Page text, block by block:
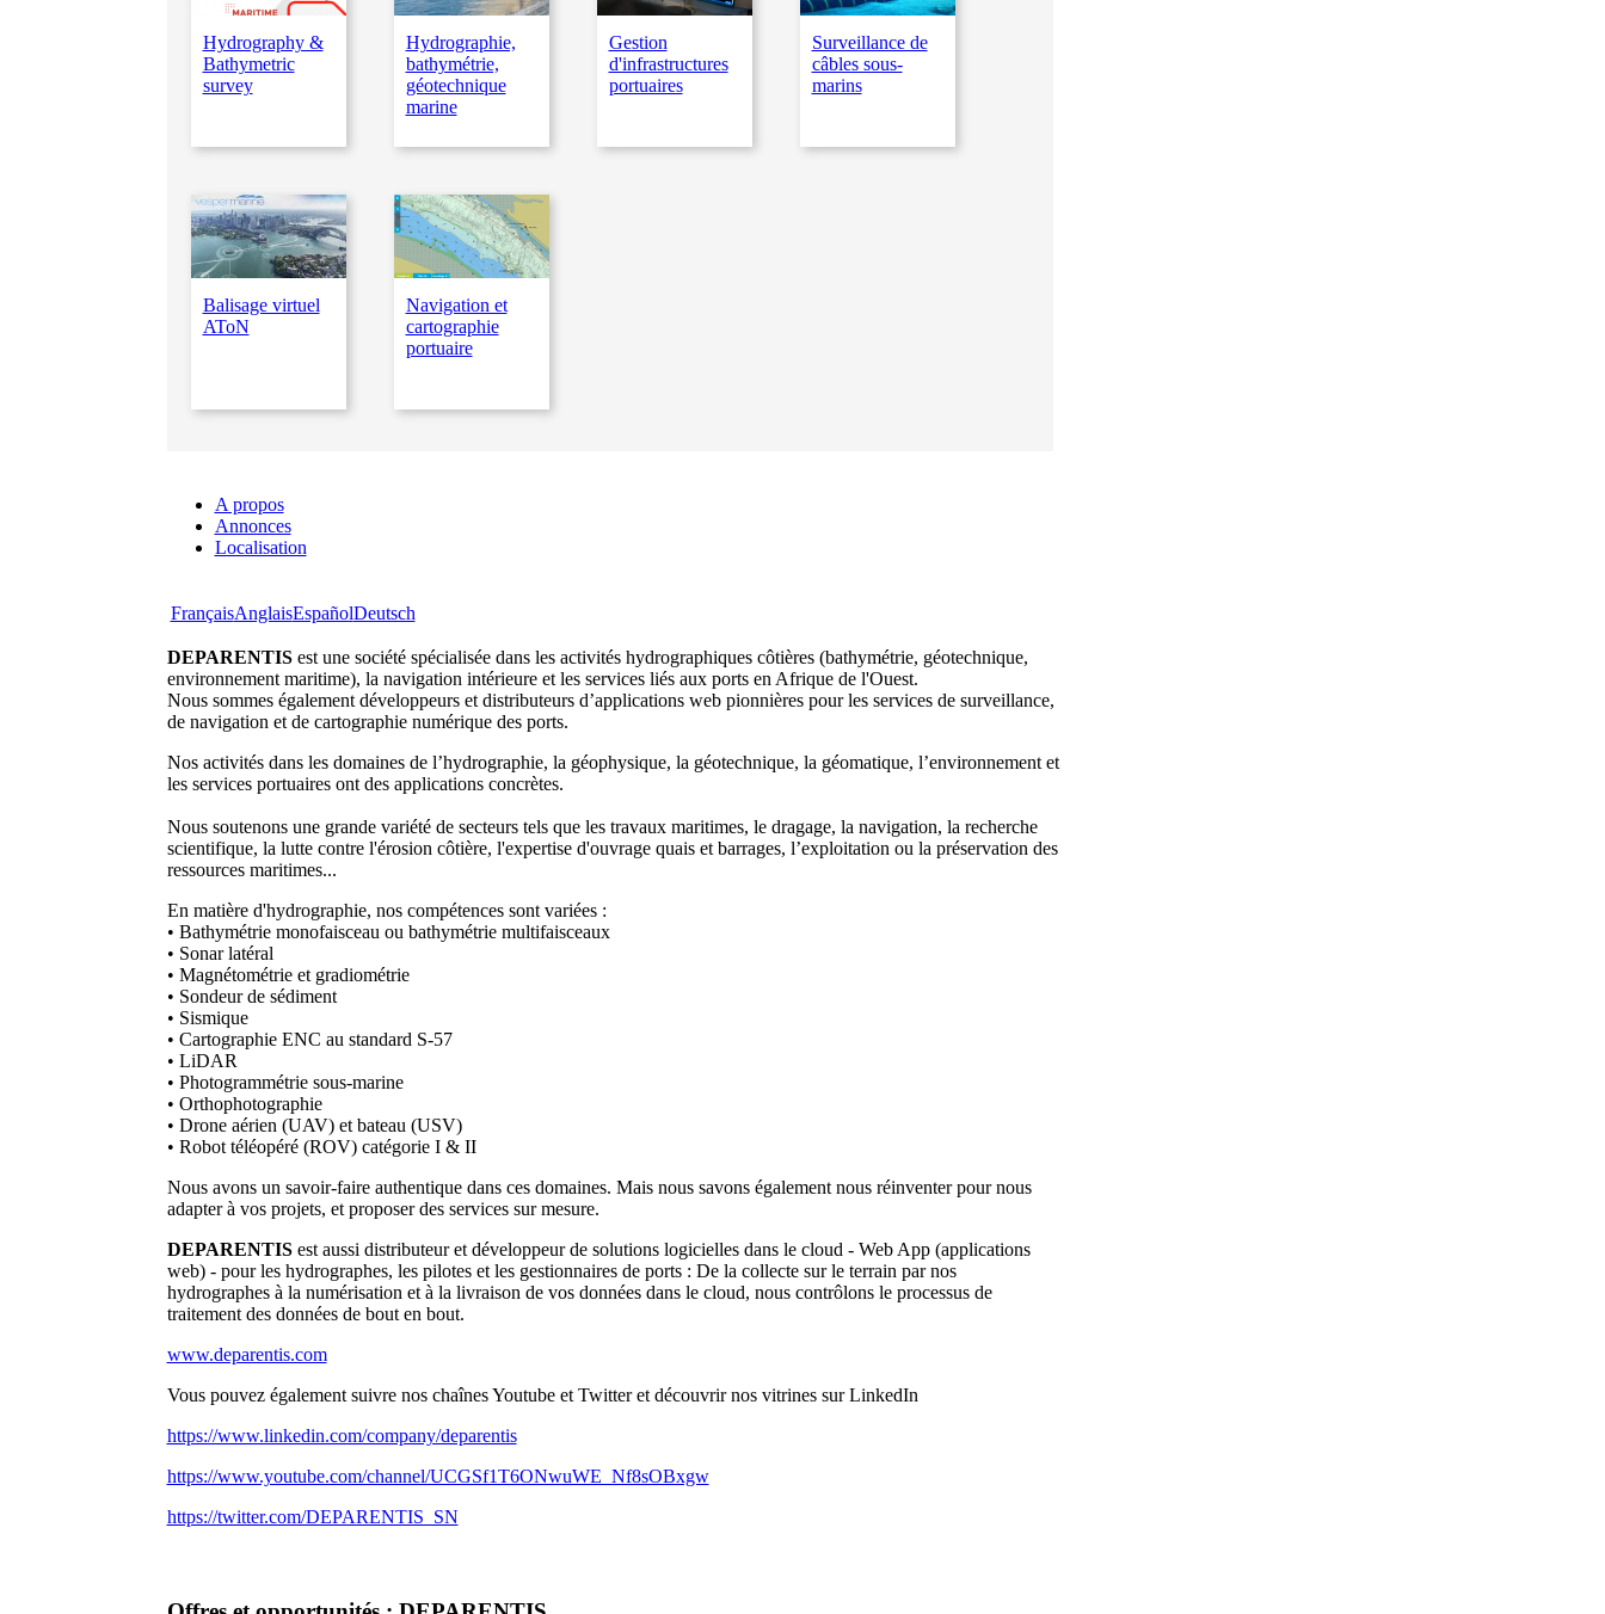
Hydrography &
Bathymetric
survey
Hydrographie,
bathymétrie,
géotechnique
marine
Gestion
d'infrastructures
portuaires
Surveillance de
câbles sous-
marins
Balisage virtuel
AToN
Navigation et
cartographie
portuaire
A propos
Annonces
Localisation
FrançaisAnglaisEspañolDeutsch
DEPARENTISest une société spécialisée dans les activités hydrographiques côtières (bathymétrie, géotechnique,
environnement maritime), la navigation intérieure et les services liés aux ports en Afrique de l'Ouest.
Nous sommes également développeurs et distributeurs d’applications web pionnières pour les services de surveillance,
de navigation et de cartographie numérique des ports.
Nos activités dans les domaines de l’hydrographie, la géophysique, la géotechnique, la géomatique, l’environnement et
les services portuaires ont des applications concrètes.
Nous soutenons une grande variété de secteurs tels que les travaux maritimes, le dragage, la navigation, la recherche
scientifique, la lutte contre l'érosion côtière, l'expertise d'ouvrage quais et barrages, l’exploitation ou la préservation des
ressources maritimes...
En matière d'hydrographie, nos compétences sont variées :
• Bathymétrie monofaisceau ou bathymétrie multifaisceaux
• Sonar latéral
• Magnétométrie et gradiométrie
• Sondeur de sédiment
• Sismique
• Cartographie ENC au standard S-57
• LiDAR
• Photogrammétrie sous-marine
• Orthophotographie
• Drone aérien (UAV) et bateau (USV)
• Robot téléopéré (ROV) catégorie I & II
Nous avons un savoir-faire authentique dans ces domaines. Mais nous savons également nous réinventer pour nous
adapter à vos projets, et proposer des services sur mesure.
DEPARENTISest aussi distributeur et développeur de solutions logicielles dans le cloud - Web App (applications
web) - pour les hydrographes, les pilotes et les gestionnaires de ports : De la collecte sur le terrain par nos
hydrographes à la numérisation et à la livraison de vos données dans le cloud, nous contrôlons le processus de
traitement des données de bout en bout.
www.deparentis.com
Vous pouvez également suivre nos chaînes Youtube et Twitter et découvrir nos vitrines sur LinkedIn
https://www.linkedin.com/company/deparentis
https://www.youtube.com/channel/UCGSf1T6ONwuWE_Nf8sOBxgw
https://twitter.com/DEPARENTIS_SN